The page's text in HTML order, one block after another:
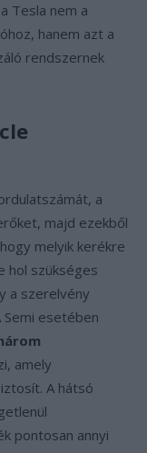
Tesla nem a
hanem azt a
rendszernek
a
majd ezekből
melyik kerékre
hol szükséges
a szerelvény
Semi esetében
amely
A hátsó
pontosan annyi